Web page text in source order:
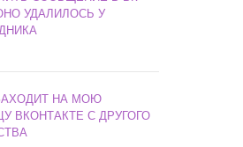
УДАЛИЛОСЬ У
НА МОЮ
ВКОНТАКТЕ С ДРУГОГО